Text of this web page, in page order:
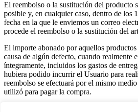
El reembolso o la sustitución del producto
posible y, en cualquier caso, dentro de los
fecha en la que le enviemos un correo
procede el reembolso o la sustitución del
El importe abonado por aquellos productos
causa de algún defecto, cuando realmente
íntegramente, incluidos los gastos de
hubiera podido incurrir el Usuario para
reembolso se efectuará por el mismo
utilizó para pagar la compra.